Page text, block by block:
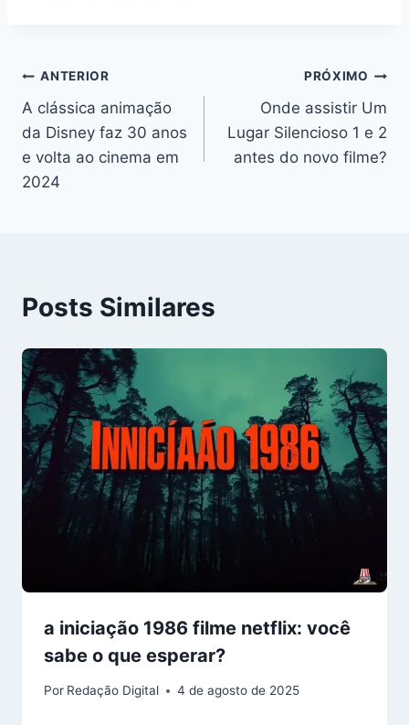
Navegação
de
Post
ANTERIOR
A clássica animação
da Disney faz 30 anos
e volta ao cinema em
2024
PRÓXIMO
Onde assistir Um
Lugar Silencioso 1 e 2
antes do novo filme?
Posts Similares
a iniciação 1986 filme netflix: você
sabe o que esperar?
Por Redação Digital 4 de agosto de 2025